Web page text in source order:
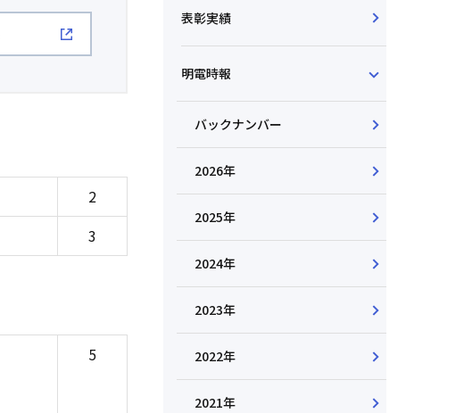
2
3
5
表彰実績
明電時報
バックナンバー
2026年
2025年
2024年
2023年
2022年
2021年